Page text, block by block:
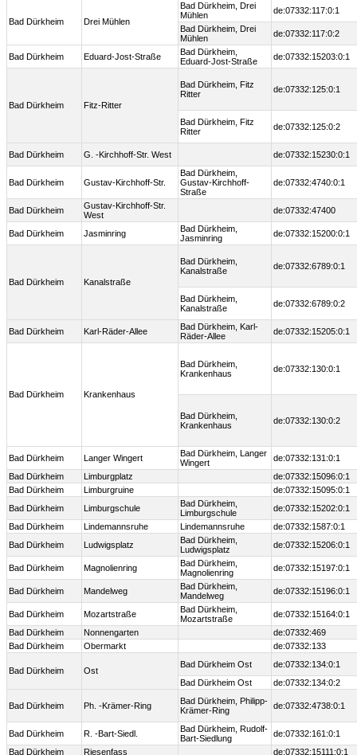
Bad Dürkheim Drei Mühlen
Bad Dürkheim, Drei
Mühlen
de:07332:117:0:1
Bad Dürkheim, Drei
Mühlen
de:07332:117:0:2
Bad Dürkheim Eduard-Jost-Straße
Bad Dürkheim,
Eduard-Jost-Straße
de:07332:15203:0:1
Bad Dürkheim Fitz-Ritter
Bad Dürkheim, Fitz
Ritter
de:07332:125:0:1
Bad Dürkheim, Fitz
Ritter
de:07332:125:0:2
Bad Dürkheim G. -Kirchhoff-Str. West de:07332:15230:0:1
Bad Dürkheim Gustav-Kirchhoff-Str.
Bad Dürkheim,
Gustav-Kirchhoff-
Straße
de:07332:4740:0:1
Bad Dürkheim
Gustav-Kirchhoff-Str.
West
de:07332:47400
Bad Dürkheim Jasminring
Bad Dürkheim,
Jasminring
de:07332:15200:0:1
Bad Dürkheim Kanalstraße
Bad Dürkheim,
Kanalstraße
de:07332:6789:0:1
Bad Dürkheim,
Kanalstraße
de:07332:6789:0:2
Bad Dürkheim Karl-Räder-Allee
Bad Dürkheim, Karl-
Räder-Allee
de:07332:15205:0:1
Bad Dürkheim Krankenhaus
Bad Dürkheim,
Krankenhaus
de:07332:130:0:1
Bad Dürkheim,
Krankenhaus
de:07332:130:0:2
Bad Dürkheim Langer Wingert
Bad Dürkheim, Langer
Wingert
de:07332:131:0:1
Bad Dürkheim
Limburgplatz
de:07332:15096:0:1
Bad Dürkheim
Limburgruine
de:07332:15095:0:1
Bad Dürkheim
Limburgschule
Bad Dürkheim,
Limburgschule
de:07332:15202:0:1
Bad Dürkheim
Lindemannsruhe Lindemannsruhe
de:07332:1587:0:1
Bad Dürkheim
Ludwigsplatz
Bad Dürkheim,
Ludwigsplatz
de:07332:15206:0:1
Bad Dürkheim Magnolienring
Bad Dürkheim,
Magnolienring
de:07332:15197:0:1
Bad Dürkheim Mandelweg
Bad Dürkheim,
Mandelweg
de:07332:15196:0:1
Bad Dürkheim Mozartstraße
Bad Dürkheim,
Mozartstraße
de:07332:15164:0:1
Bad Dürkheim
Nonnengarten
de:07332:469
Bad Dürkheim
Obermarkt de:07332:133
Bad Dürkheim Ost
Bad Dürkheim Ost
de:07332:134:0:1
Bad Dürkheim Ost
de:07332:134:0:2
Bad Dürkheim Ph. -Krämer-Ring
Bad Dürkheim, Philipp-
Krämer-Ring
de:07332:4738:0:1
Bad Dürkheim R. -Bart-Siedl.
Bad Dürkheim, Rudolf-
Bart-Siedlung
de:07332:161:0:1
Bad Dürkheim
Riesenfass de:07332:15111:0:1